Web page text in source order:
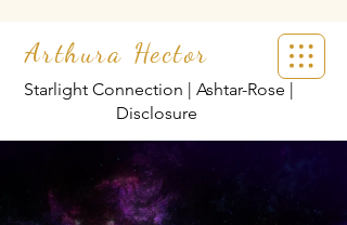
Arthura Hector
Starlight Connection | Ashtar-Rose |
Disclosure